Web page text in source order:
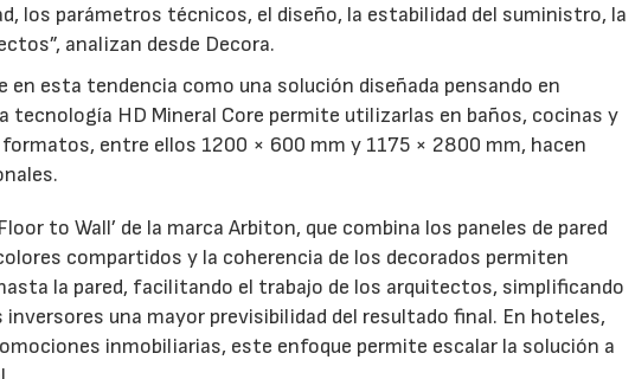
los parámetros técnicos, el diseño, la estabilidad del suministro, la
analizan desde Decora.
en esta tendencia como una solución diseñada pensando en
tecnología HD Mineral Core permite utilizarlas en baños, cocinas y
entre ellos 1200 × 600 mm y 1175 × 2800 mm, hacen
to Wall’ de la marca Arbiton, que combina los paneles de pared
compartidos y la coherencia de los decorados permiten
la pared, facilitando el trabajo de los arquitectos, simplificando
una mayor previsibilidad del resultado final. En hoteles,
inmobiliarias, este enfoque permite escalar la solución a